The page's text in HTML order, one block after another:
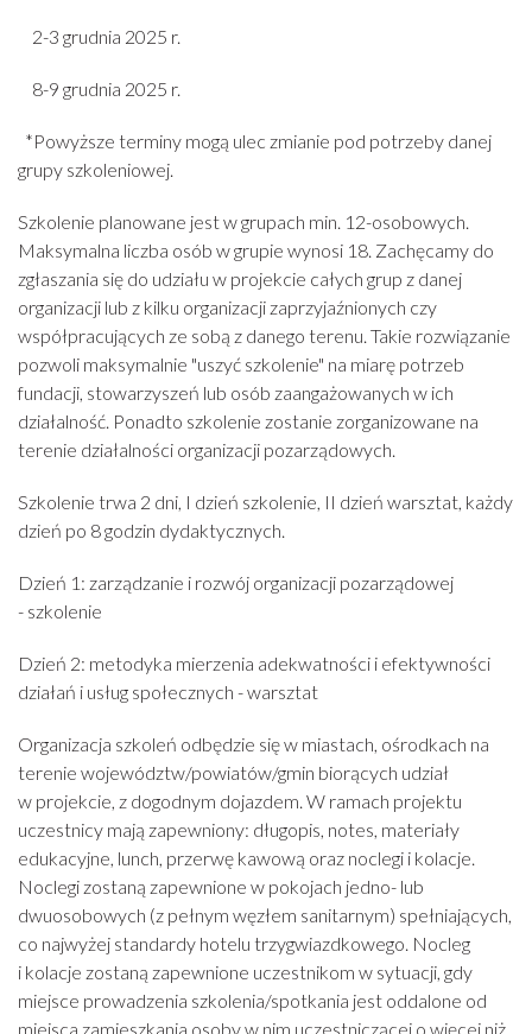
2-3 grudnia 2025 r.
8-9 grudnia 2025 r.
*Powyższe terminy mogą ulec zmianie pod potrzeby danej
grupy szkoleniowej.
Szkolenie planowane jest w grupach min. 12-osobowych.
Maksymalna liczba osób w grupie wynosi 18. Zachęcamy do
zgłaszania się do udziału w projekcie całych grup z danej
organizacji lub z kilku organizacji zaprzyjaźnionych czy
współpracujących ze sobą z danego terenu. Takie rozwiązanie
pozwoli maksymalnie "uszyć szkolenie" na miarę potrzeb
fundacji, stowarzyszeń lub osób zaangażowanych w ich
działalność. Ponadto szkolenie zostanie zorganizowane na
terenie działalności organizacji pozarządowych.
Szkolenie trwa 2 dni, I dzień szkolenie, II dzień warsztat, każdy
dzień po 8 godzin dydaktycznych.
Dzień 1: zarządzanie i rozwój organizacji pozarządowej
- szkolenie
Dzień 2: metodyka mierzenia adekwatności i efektywności
działań i usług społecznych - warsztat
Organizacja szkoleń odbędzie się w miastach, ośrodkach na
terenie województw/powiatów/gmin biorących udział
w projekcie, z dogodnym dojazdem. W ramach projektu
uczestnicy mają zapewniony: długopis, notes, materiały
edukacyjne, lunch, przerwę kawową oraz noclegi i kolacje.
Noclegi zostaną zapewnione w pokojach jedno- lub
dwuosobowych (z pełnym węzłem sanitarnym) spełniających,
co najwyżej standardy hotelu trzygwiazdkowego. Nocleg
i kolacje zostaną zapewnione uczestnikom w sytuacji, gdy
miejsce prowadzenia szkolenia/spotkania jest oddalone od
miejsca zamieszkania osoby w nim uczestniczącej o więcej niż